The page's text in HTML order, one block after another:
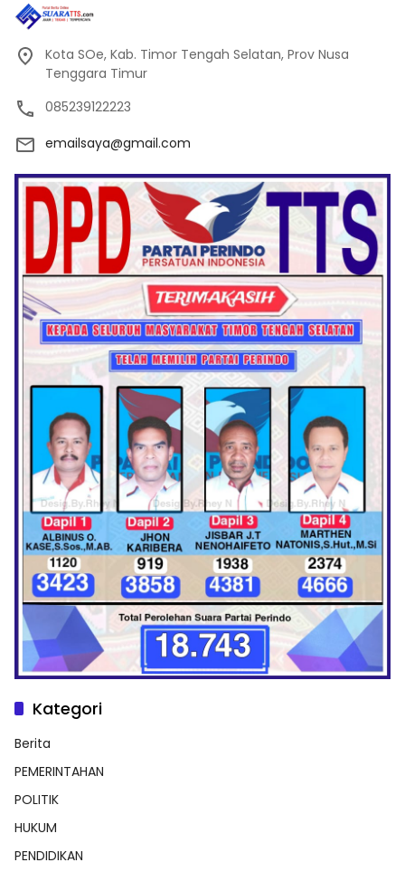
Kota SOe, Kab. Timor Tengah Selatan, Prov Nusa
Tenggara Timur
085239122223
emailsaya@gmail.com
Kategori
Berita
PEMERINTAHAN
POLITIK
HUKUM
PENDIDIKAN